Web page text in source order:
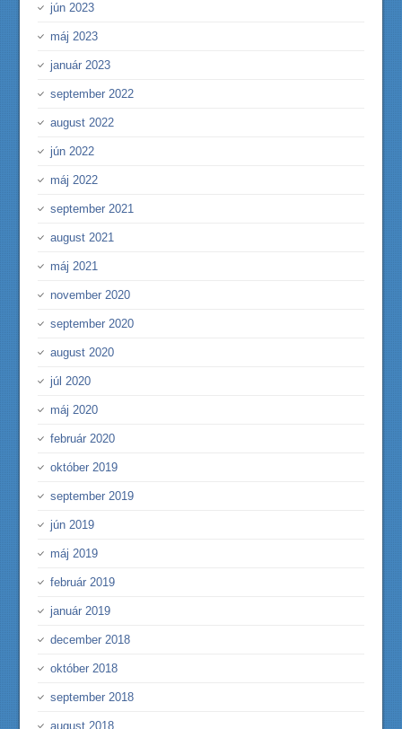
jún 2023
máj 2023
január 2023
september 2022
august 2022
jún 2022
máj 2022
september 2021
august 2021
máj 2021
november 2020
september 2020
august 2020
júl 2020
máj 2020
február 2020
október 2019
september 2019
jún 2019
máj 2019
február 2019
január 2019
december 2018
október 2018
september 2018
august 2018